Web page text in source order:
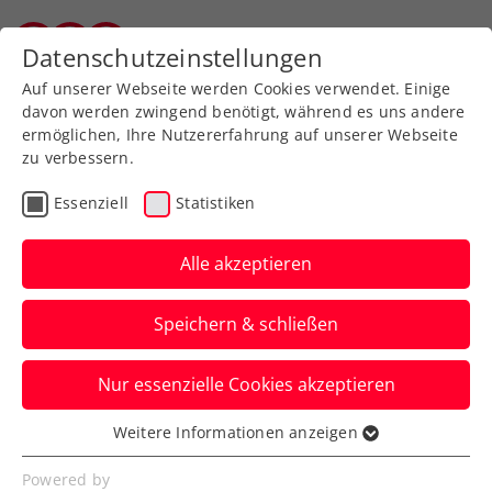
Zurück zur Newsübersicht
Turniere
Generali Open Kitzbühel:
Schwärzler sorgt für
Lichtblicke an
regnerischem Tag
… und scheidet beim ATP-Heimspiel
dennoch knapp aus. Der Dienstag steht
im Zeichen der Österreicher.
Datenschutzeinstellungen
Auf unserer Webseite werden Cookies verwendet. Einige
davon werden zwingend benötigt, während es uns andere
ermöglichen, Ihre Nutzererfahrung auf unserer Webseite
zu verbessern.
Essenziell Statistiken
Alle akzeptieren
Speichern & schließen
Nur essenzielle Cookies akzeptieren
Essenziell
Essenzielle Cookies werden für grundlegende
Weitere Informationen anzeigen
Powered by